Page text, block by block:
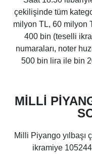
çekilişinde tüm
milyon TL, 60 milyon
400 bin (teselli
numaraları, noter
500 bin lira ile bin
MİLLİ
Milli Piyango yılbaşı
ikramiye